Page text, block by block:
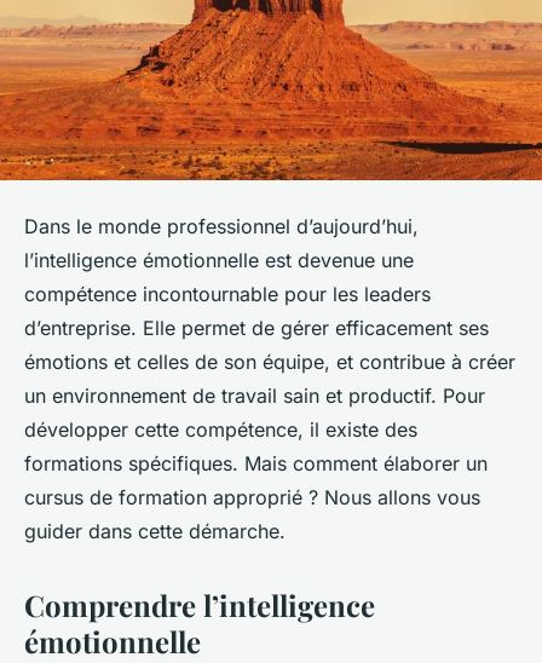
Dans le monde professionnel d’aujourd’hui,
l’intelligence émotionnelle est devenue une
compétence incontournable pour les leaders
d’entreprise. Elle permet de gérer efficacement ses
émotions et celles de son équipe, et contribue à créer
un environnement de travail sain et productif. Pour
développer cette compétence, il existe des
formations spécifiques. Mais comment élaborer un
cursus de formation approprié ? Nous allons vous
guider dans cette démarche.
Comprendre l’intelligence
émotionnelle